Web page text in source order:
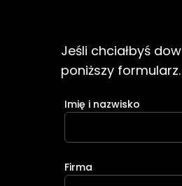
Jeśli chciałbyś
poniższy
Imię i nazwisko
Firma